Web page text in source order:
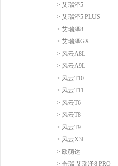
> 艾瑞泽5
> 艾瑞泽5 PLUS
> 艾瑞泽8
> 艾瑞泽GX
> 风云A8L
> 风云A9L
> 风云T10
> 风云T11
> 风云T6
> 风云T8
> 风云T9
> 风云X3L
> 欧萌达
> 奇瑞 艾瑞泽8 PRO